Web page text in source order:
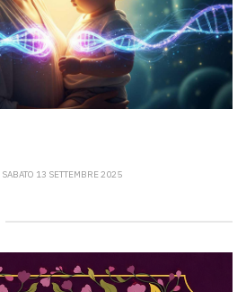
SABATO 13 SETTEMBRE 2025